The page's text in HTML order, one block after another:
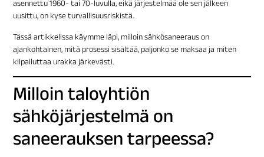
asennettu 1960- tai 70-luvulla, eikä järjestelmää ole sen jälkeen
uusittu, on kyse turvallisuusriskistä.
Tässä artikkelissa käymme läpi, milloin sähkösaneeraus on
ajankohtainen, mitä prosessi sisältää, paljonko se maksaa ja miten
kilpailuttaa urakka järkevästi.
Milloin taloyhtiön
sähköjärjestelmä on
saneerauksen tarpeessa?